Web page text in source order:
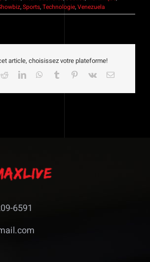
,Sports,Technologie,Venezuela
article, choisissez votre plateforme!
RedditLinkedInWhatsApp
Tumblr Pinterest
Vk Email
6591